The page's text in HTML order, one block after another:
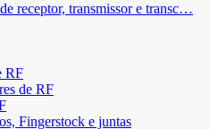
receptor, transmissor e transc…
RF
de RF
Fingerstock e juntas